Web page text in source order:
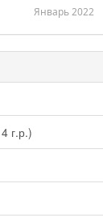
Январь 2022
г.р.)